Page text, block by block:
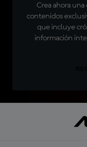
Crea ahora
contenidos
que incluye
información